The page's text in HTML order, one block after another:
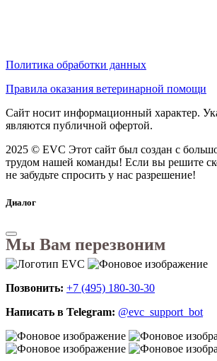
Политика обработки данных
Правила оказания ветеринарной помощи
Сайт носит информационный характер.
являются публичной офертой.
2025 © EVC Этот сайт был создан с
трудом нашей команды! Если вы решите
не забудьте спросить у нас разрешение!
Диалог
Мы Вам перезвоним
Позвонить: +7 (495) 180-30-30
Написать в Telegram: @evc_support_bot